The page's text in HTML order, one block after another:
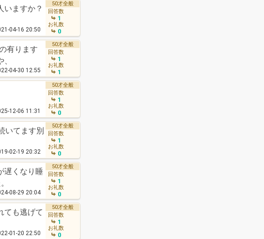
いますか？
04-16 20:50
50才全般
回答数
1
お礼数
0
有ります
04-30 12:55
50才全般
回答数
1
お礼数
1
12-06 11:31
50才全般
回答数
1
お礼数
0
いてます別
02-19 20:32
50才全般
回答数
1
お礼数
0
遅くなり睡
08-29 20:04
50才全般
回答数
1
お礼数
0
ても逃げて
01-20 22:50
50才全般
回答数
1
お礼数
0